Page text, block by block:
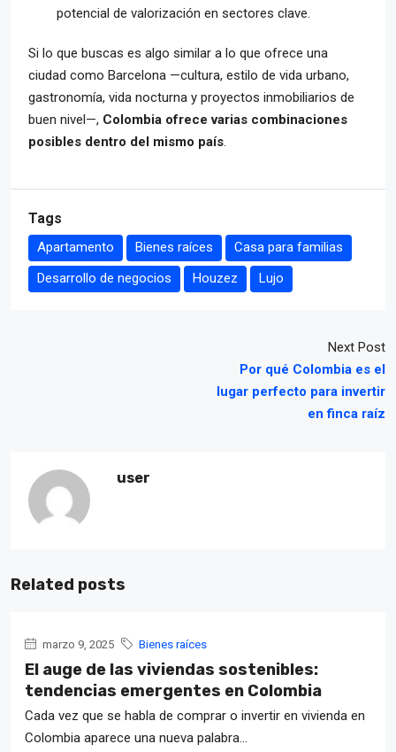
potencial de valorización en sectores clave.
Si lo que buscas es algo similar a lo que ofrece una
ciudad como Barcelona —cultura, estilo de vida urbano,
gastronomía, vida nocturna y proyectos inmobiliarios de
buen nivel—, Colombia ofrece varias combinaciones
posibles dentro del mismo país.
Tags
Apartamento Bienes raíces
Casa para familias
Desarrollo de negocios
Houzez Lujo
Next Post
Por qué Colombia es el
lugar perfecto para invertir
en finca raíz
user
Related posts
marzo 9, 2025 Bienes raíces
El auge de las viviendas sostenibles:
tendencias emergentes en Colombia
Cada vez que se habla de comprar o invertir en vivienda en
Colombia aparece una nueva palabra...